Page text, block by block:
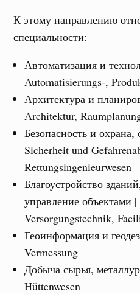
К этому направлению
специальности:
Автоматизация и
Automatisierungs-,
Архитектура и
Architektur,
Безопасность и охрана,
Sicherheit und
Rettungsingenieurwesen
Благоустройство
управление объектами |
Versorgungstechnik,
Геоинформация и
Vermessung
Добыча сырья,
Hüttenwesen